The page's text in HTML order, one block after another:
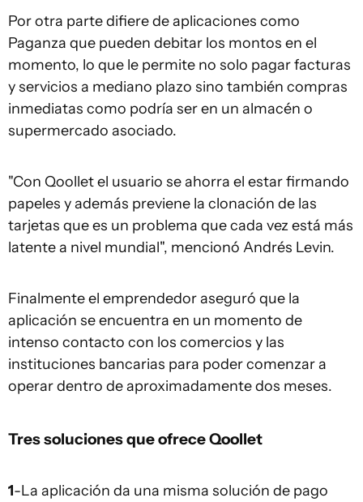
Por otra parte difiere de aplicaciones como
Paganza que pueden debitar los montos en el
momento, lo que le permite no solo pagar facturas
y servicios a mediano plazo sino también compras
inmediatas como podría ser en un almacén o
supermercado asociado.
"Con Qoollet el usuario se ahorra el estar firmando
papeles y además previene la clonación de las
tarjetas que es un problema que cada vez está más
latente a nivel mundial", mencionó Andrés Levin.
Finalmente el emprendedor aseguró que la
aplicación se encuentra en un momento de
intenso contacto con los comercios y las
instituciones bancarias para poder comenzar a
operar dentro de aproximadamente dos meses.
Tres soluciones que ofrece Qoollet
1-La aplicación da una misma solución de pago